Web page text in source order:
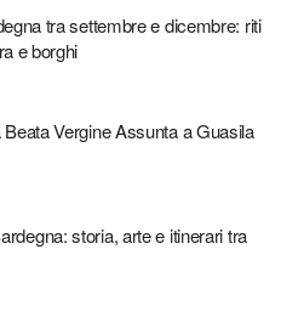
tra settembre e dicembre: riti
e borghi
Vergine Assunta a Guasila
storia, arte e itinerari tra